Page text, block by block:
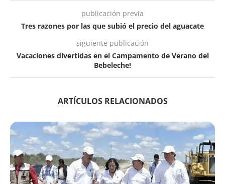
publicación previa
Tres razones por las que subió el precio del aguacate
siguiente publicación
Vacaciones divertidas en el Campamento de Verano del
Bebeleche!
ARTÍCULOS RELACIONADOS